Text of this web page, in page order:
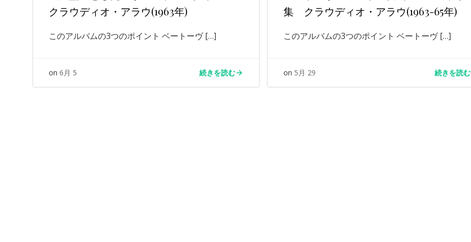
クラウディオ・アラウ(1963年)
このアルバムの3つのポイント ベートーヴ […]
on 6月 5 続きを読む
集 クラウディオ・アラウ(1963-65年)
このアルバムの3つのポイント ベートーヴ […]
on 5月 29 続きを読む